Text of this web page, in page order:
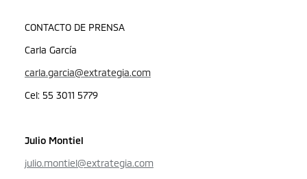
CONTACTO DE PRENSA
Carla García
carla.garcia@extrategia.com
Cel: 55 3011 5779
Julio Montiel
julio.montiel@extrategia.com